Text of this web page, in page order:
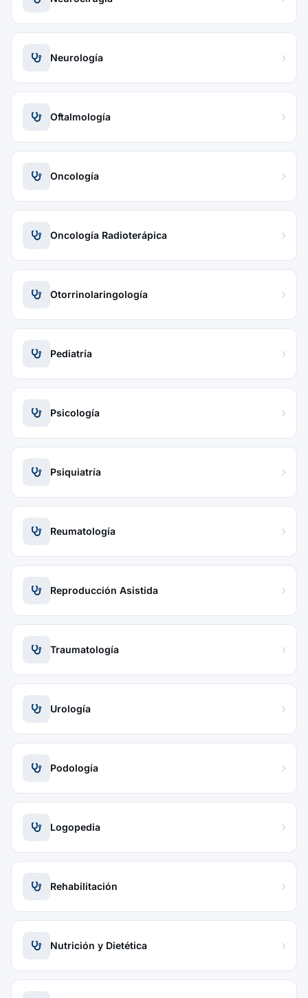
Neurología
Oftalmología
Oncología
Oncología Radioterápica
Otorrinolaringología
Pediatría
Psicología
Psiquiatría
Reumatología
Reproducción Asistida
Traumatología
Urología
Podología
Logopedia
Rehabilitación
Nutrición y Dietética